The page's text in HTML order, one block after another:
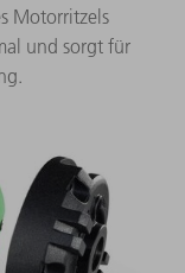
Motorritzels
und sorgt für